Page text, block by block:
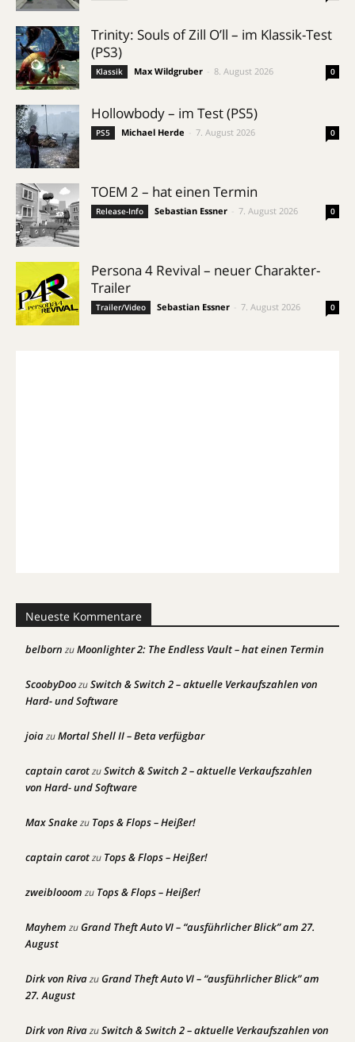
Trinity: Souls of Zill O’ll – im Klassik-Test
(PS3)
Klassik Max Wildgruber 8. August 2026 0
Hollowbody – im Test (PS5)
PS5 Michael Herde 7. August 2026 0
TOEM 2 – hat einen Termin
Release-Info Sebastian Essner 7. August 2026 0
Persona 4 Revival – neuer Charakter-
Trailer
Trailer/Video Sebastian Essner 7. August 2026 0
Neueste Kommentare
belborn zuMoonlighter 2: The Endless Vault – hat einen Termin
ScoobyDoozuSwitch & Switch 2 – aktuelle Verkaufszahlen von
Hard- und Software
joiazuMortal Shell II – Beta verfügbar
captain carotzuSwitch & Switch 2 – aktuelle Verkaufszahlen
von Hard- und Software
Max Snakezu Tops & Flops – Heißer!
captain carotzu Tops & Flops – Heißer!
zweiblooom zu Tops & Flops – Heißer!
Mayhem zuGrand Theft Auto VI – “ausführlicher Blick” am 27.
August
Dirk von RivazuGrand Theft Auto VI – “ausführlicher Blick” am
27. August
Dirk von RivazuSwitch & Switch 2 – aktuelle Verkaufszahlen von